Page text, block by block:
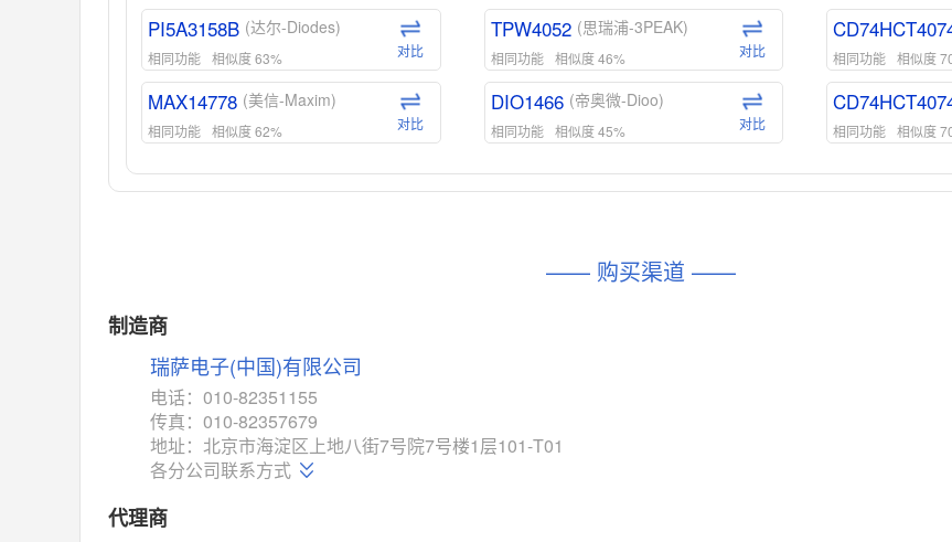
PI5A3158B (达尔-Diodes)
相同功能 相似度 63% 对比
MAX14778 (美信-Maxim)
相同功能 相似度 62% 对比
ADG1439 (亚德诺-ADI)
对比
MAX14760
M74HC4852 (意法-ST)
相同功能 相似度 52%
TC4052BF (东芝-Toshiba)
TPW4052 (思瑞浦-3PEAK)
相同功能 相似度 46% 对比
DIO1466 (帝奥微-Dioo)
相同功能 相似度 45% 对比
DIO1159 (帝奥微-Dioo)
对比
相似度 44%
相同功能 相似度
相同功能 相似度
—— 购买渠道 ——
制造商
瑞萨电子(中国)有限公司
电话：010-82351155
传真：010-82357679
地址：北京市海淀区上地八街7号院7号楼1层101-T01
各分公司联系方式
代理商